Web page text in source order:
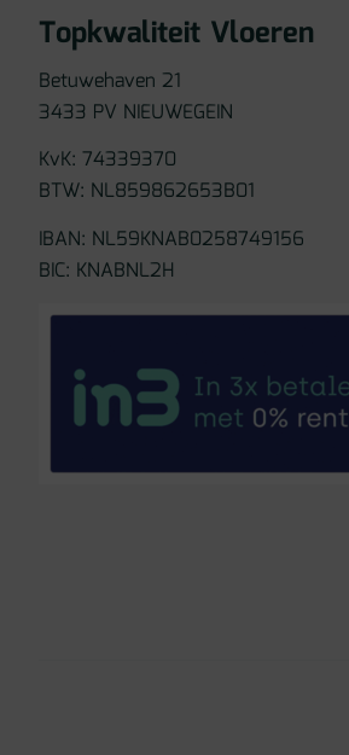
Topkwaliteit Vloeren
Betuwehaven 21
3433 PV NIEUWEGEIN
KvK: 74339370
BTW: NL859862653B01
IBAN: NL59KNAB0258749156
BIC: KNABNL2H